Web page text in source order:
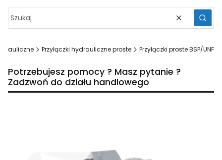
Wyczyść
Przyłączki hydrauliczne proste Przyłączki proste BSP/UNF
Potrzebujesz pomocy ? Masz pytanie ?
Zadzwoń do działu handlowego